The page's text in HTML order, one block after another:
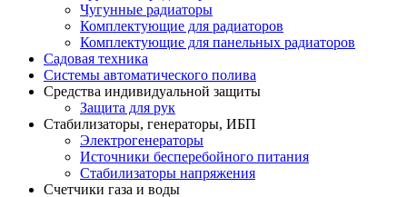
Чугунные радиаторы
Комплектующие для радиаторов
Комплектующие для панельных радиаторов
Садовая техника
Системы автоматического полива
Средства индивидуальной защиты
Защита для рук
Стабилизаторы, генераторы, ИБП
Электрогенераторы
Источники бесперебойного питания
Стабилизаторы напряжения
Счетчики газа и воды